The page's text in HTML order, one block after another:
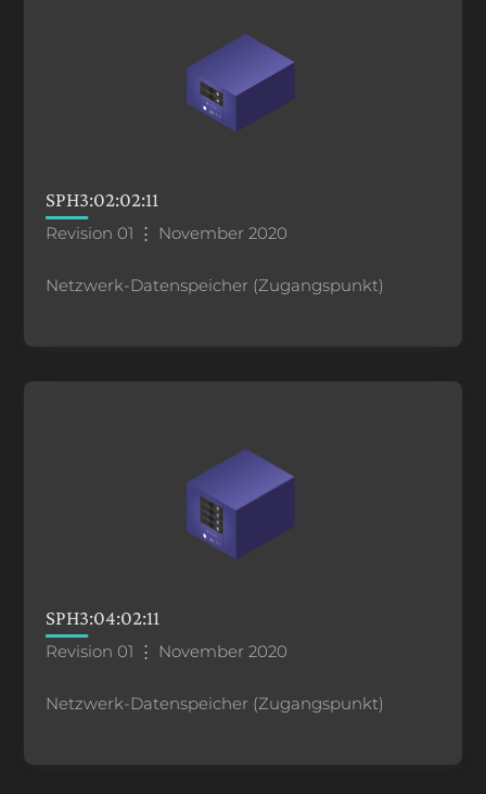
SPH3:02:02:11
Revision 01 ⋮ November 2020
Netzwerk-Datenspeicher (Zugangspunkt)
SPH3:04:02:11
Revision 01 ⋮ November 2020
Netzwerk-Datenspeicher (Zugangspunkt)